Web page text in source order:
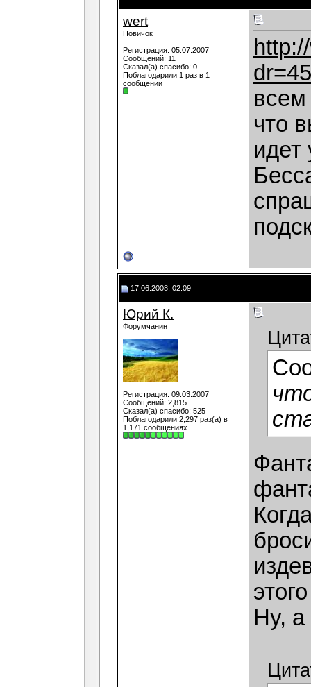
wert
Новичок
Регистрация: 05.07.2007
Сообщений: 11
Сказал(а) спасибо: 0
Поблагодарили 1 раз в 1
сообщении
всем
что
17.06.2008, 02:09
Юрий К.
Форумчанин
Регистрация: 09.03.2007
Сообщений: 2,815
Сказал(а) спасибо: 525
Поблагодарили 2,297 раз(а) в
1,171 сообщениях
Ну, а